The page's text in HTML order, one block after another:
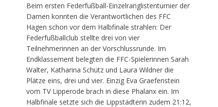
Beim ersten Federfußball-Einzelranglistenturnier der
Damen konnten die Verantwortlichen des FFC
Hagen schon vor dem Halbfinale strahlen: Der
Federfußballclub stellte drei von vier
Teilnehmerinnen an der Vorschlussrunde. Im
Endklassement belegten die FFC-Spielerinnen Sarah
Walter, Katharina Schütz und Laura Wildner die
Plätze eins, drei und vier. Einzig Eva Graefenstein
vom TV Lipperode brach in diese Phalanx ein. Im
Halbfinale setzte sich die Lippstädterin zudem 21:12,